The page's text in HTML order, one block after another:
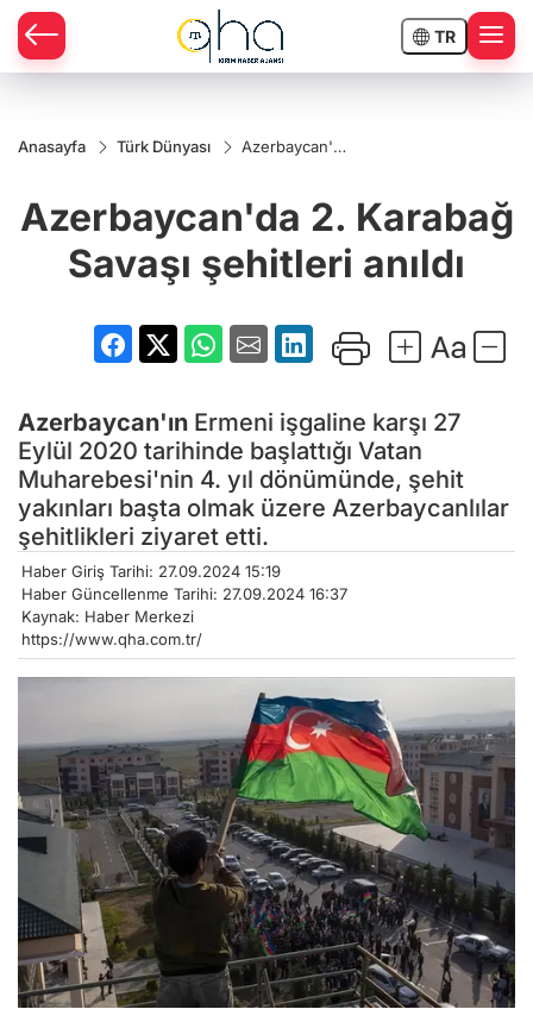
TR
Anasayfa Türk Dünyası
Azerbaycan'da
anıldı
Azerbaycan'da 2. Karabağ
Savaşı şehitleri anıldı
Azerbaycan'ın Ermeni işgaline karşı 27
Eylül 2020 tarihinde başlattığı Vatan
Muharebesi'nin 4. yıl dönümünde, şehit
yakınları başta olmak üzere Azerbaycanlılar
şehitlikleri ziyaret etti.
Haber Giriş Tarihi: 27.09.2024 15:19
Haber Güncellenme Tarihi: 27.09.2024 16:37
Kaynak: Haber Merkezi
https://www.qha.com.tr/